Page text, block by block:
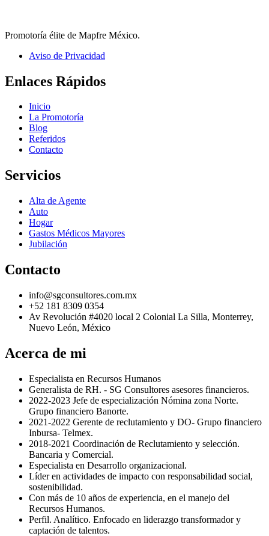
Promotoría élite de Mapfre México.
Aviso de Privacidad
Enlaces Rápidos
Inicio
La Promotoría
Blog
Referidos
Contacto
Servicios
Alta de Agente
Auto
Hogar
Gastos Médicos Mayores
Jubilación
Contacto
info@sgconsultores.com.mx
+52 181 8309 0354
Av Revolución #4020 local 2 Colonial La Silla, Monterrey,
Nuevo León, México
Acerca de mi
Especialista en Recursos Humanos
Generalista de RH. - SG Consultores asesores financieros.
2022-2023 Jefe de especialización Nómina zona Norte.
Grupo financiero Banorte.
2021-2022 Gerente de reclutamiento y DO- Grupo financiero
Inbursa- Telmex.
2018-2021 Coordinación de Reclutamiento y selección.
Bancaria y Comercial.
Especialista en Desarrollo organizacional.
Líder en actividades de impacto con responsabilidad social,
sostenibilidad.
Con más de 10 años de experiencia, en el manejo del
Recursos Humanos.
Perfil. Analítico. Enfocado en liderazgo transformador y
captación de talentos.